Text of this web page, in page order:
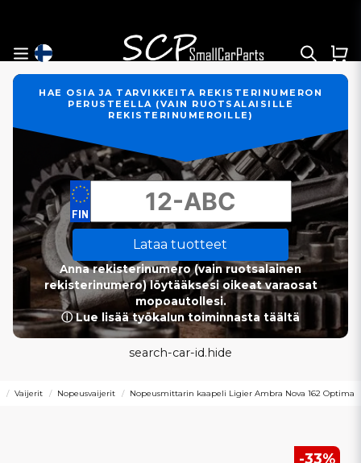
HAE OSIA JA TARVIKKEITA REKISTERINUMERON
PERUSTEELLA (VAIN RUOTSALAISILLE
REKISTERINUMEROILLE)
Lataa tuotteet
Anna rekisterinumero (vain ruotsalainen
rekisterinumero) löytääksesi oikeat varaosat
mopoautollesi.
ⓘ Lue lisää työkalun toiminnasta täältä
search-car-id.hide
Vaijerit Nopeusvaijerit Nopeusmittarin kaapeli Ligier Ambra Nova 162 Optima
-33%